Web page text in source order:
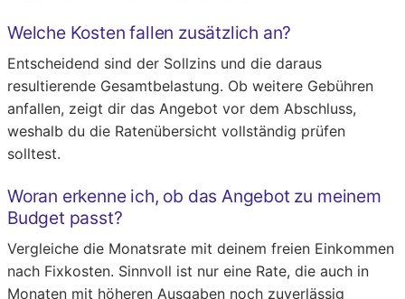
Welche Kosten fallen zusätzlich an?
Entscheidend sind der Sollzins und die daraus
resultierende Gesamtbelastung. Ob weitere Gebühren
anfallen, zeigt dir das Angebot vor dem Abschluss,
weshalb du die Ratenübersicht vollständig prüfen
solltest.
Woran erkenne ich, ob das Angebot zu meinem
Budget passt?
Vergleiche die Monatsrate mit deinem freien Einkommen
nach Fixkosten. Sinnvoll ist nur eine Rate, die auch in
Monaten mit höheren Ausgaben noch zuverlässig